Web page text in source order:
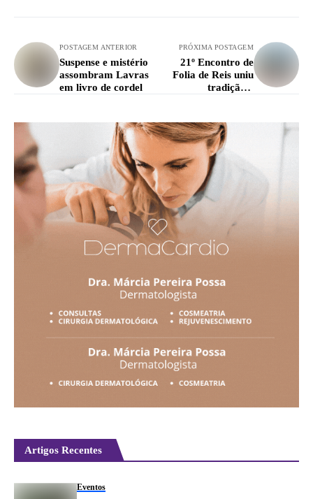
POSTAGEM ANTERIOR
Suspense e mistério
assombram Lavras
em livro de cordel
PRÓXIMA POSTAGEM
21º Encontro de
Folia de Reis uniu
tradição e
Artigos Recentes
Eventos